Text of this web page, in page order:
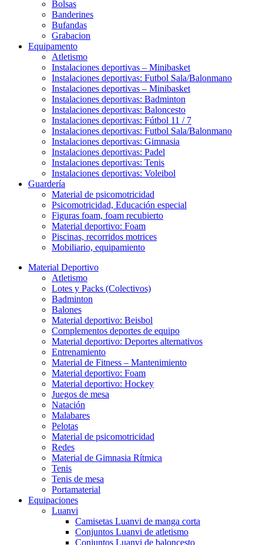
Bolsas
Banderines
Bufandas
Grabacion
Equipamento
Atletismo
Instalaciones deportivas – Minibasket
Instalaciones deportivas: Futbol Sala/Balonmano
Instalaciones deportivas – Minibasket
Instalaciones deportivas: Badminton
Instalaciones deportivas: Baloncesto
Instalaciones deportivas: Fútbol 11 / 7
Instalaciones deportivas: Futbol Sala/Balonmano
Instalaciones deportivas: Gimnasia
Instalaciones deportivas: Padel
Instalaciones deportivas: Tenis
Instalaciones deportivas: Voleibol
Guardería
Material de psicomotricidad
Psicomotricidad, Educación especial
Figuras foam, foam recubierto
Material deportivo: Foam
Piscinas, recorridos motrices
Mobiliario, equipamiento
Material Deportivo
Atletismo
Lotes y Packs (Colectivos)
Badminton
Balones
Material deportivo: Beisbol
Complementos deportes de equipo
Material deportivo: Deportes alternativos
Entrenamiento
Material de Fitness – Mantenimiento
Material deportivo: Foam
Material deportivo: Hockey
Juegos de mesa
Natación
Malabares
Pelotas
Material de psicomotricidad
Redes
Material de Gimnasia Rítmica
Tenis
Tenis de mesa
Portamaterial
Equipaciones
Luanvi
Camisetas Luanvi de manga corta
Conjuntos Luanvi de atletismo
Conjuntos Luanvi de baloncesto